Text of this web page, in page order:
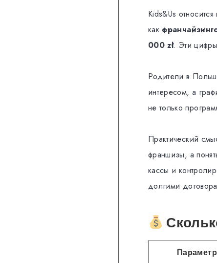
Kids&Us
как
000 zł. Эти
Родители в
интересом, а
не только
Практический
франшизы, а
кассы и
долгими
Параметр